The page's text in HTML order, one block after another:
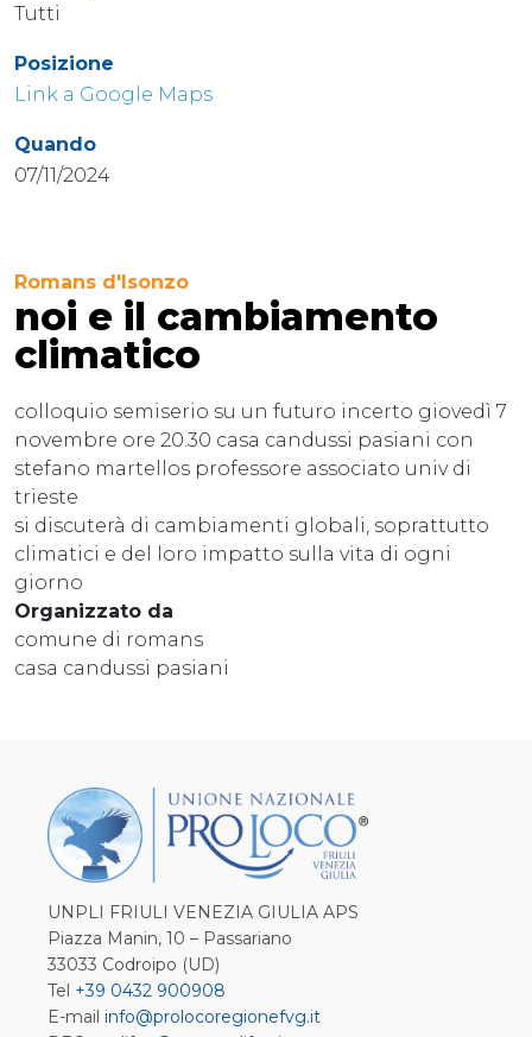
Tutti
Posizione
Link a Google Maps
Quando
07/11/2024
Romans d'Isonzo
noi e il cambiamento
climatico
colloquio semiserio su un futuro incerto giovedì 7
novembre ore 20.30 casa candussi pasiani con
stefano martellos professore associato univ di
trieste
si discuterà di cambiamenti globali, soprattutto
climatici e del loro impatto sulla vita di ogni
giorno
Organizzato da
comune di romans
casa candussi pasiani
UNPLI FRIULI VENEZIA GIULIA APS
Piazza Manin, 10 – Passariano
33033 Codroipo (UD)
Tel +39 0432 900908
E-mail info@prolocoregionefvg.it